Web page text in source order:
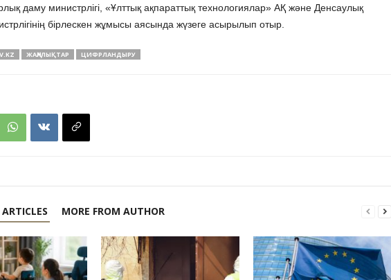
даму министрлігі, «Ұлттық ақпараттық технологиялар» АҚ және Денсаулық
бірлескен жұмысы аясында жүзеге асырылып отыр.
ЖАҢАЛЫҚТАР ЦИФРЛАНДЫРУ
MORE FROM AUTHOR